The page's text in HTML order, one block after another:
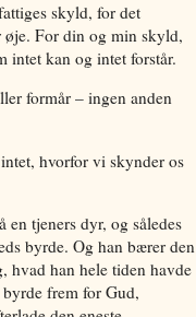
skyld, for det
øje. For din og min skyld,
intet kan og intet forstår.
formår – ingen anden
hvorfor vi skynder os
tjeners dyr, og således
byrde. Og han bærer den
hvad han hele tiden havde
frem for Gud,